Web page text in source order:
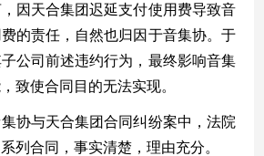
因天合集团迟延支付使用费导致音
的责任，自然也归因于音集协。于
公司前述违约行为，最终影响音集
致使合同目的无法实现。
协与天合集团合同纠纷案中，法院
列合同，事实清楚，理由充分。